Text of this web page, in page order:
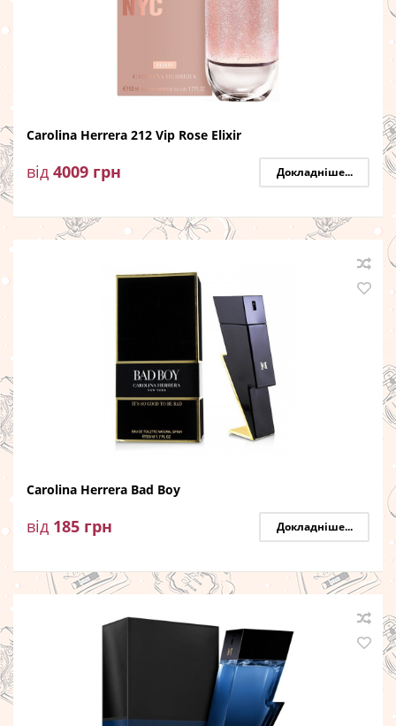
Carolina Herrera 212 Vip Rose Elixir
від 4009 грн Докладніше...
Carolina Herrera Bad Boy
від 185 грн Докладніше...